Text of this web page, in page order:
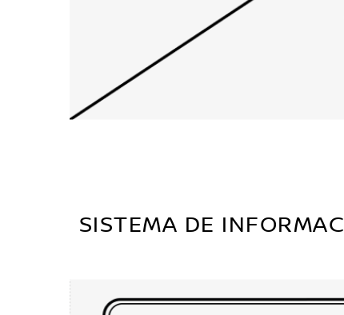
SISTEMA DE